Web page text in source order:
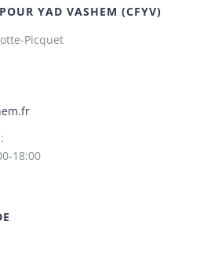
YAD VASHEM (CFYV)
Picquet
18:00